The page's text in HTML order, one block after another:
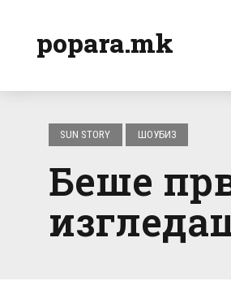
popara.mk
SUN STORY ШОУБИЗ
Беше